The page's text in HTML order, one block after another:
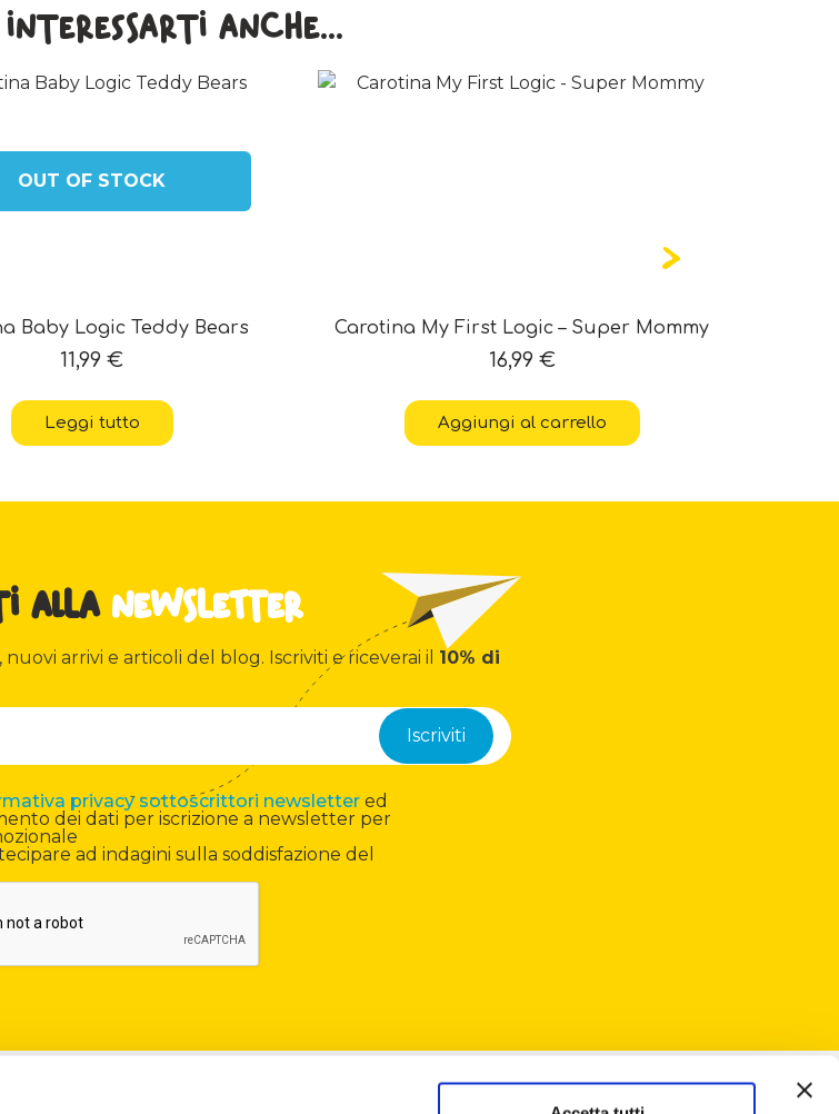
anche...
OUT OF STOCK
Baby Logic Teddy Bears
11,99€
Leggi tutto
Carotina My First Logic – Super Mommy
16,99 €
Aggiungi al carrello
alla newsletter
arrivi e articoli del blog. Iscriviti e riceverai il 10% di
privacy sottoscrittori newsletter ed
dei dati per iscrizione a newsletter per
ad indagini sulla soddisfazione del